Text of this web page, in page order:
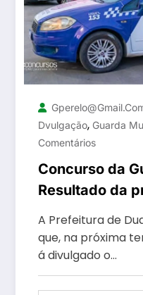
Dvulgação, Guarda
Comentários
Concurso da
Resultado da
divulgada na
feira, dia 2
A Prefeitura de
que, na próxima
á divulgado o…